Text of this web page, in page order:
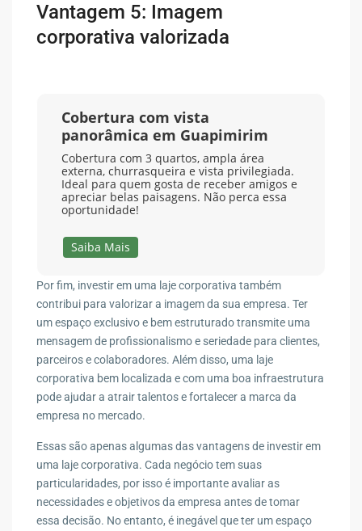
Vantagem 5: Imagem
corporativa valorizada
Cobertura com vista
panorâmica em Guapimirim
Cobertura com 3 quartos, ampla área
externa, churrasqueira e vista privilegiada.
Ideal para quem gosta de receber amigos e
apreciar belas paisagens. Não perca essa
oportunidade!
Saiba Mais
Por fim, investir em uma laje corporativa também
contribui para valorizar a imagem da sua empresa. Ter
um espaço exclusivo e bem estruturado transmite uma
mensagem de profissionalismo e seriedade para clientes,
parceiros e colaboradores. Além disso, uma laje
corporativa bem localizada e com uma boa infraestrutura
pode ajudar a atrair talentos e fortalecer a marca da
empresa no mercado.
Essas são apenas algumas das vantagens de investir em
uma laje corporativa. Cada negócio tem suas
particularidades, por isso é importante avaliar as
necessidades e objetivos da empresa antes de tomar
essa decisão. No entanto, é inegável que ter um espaço